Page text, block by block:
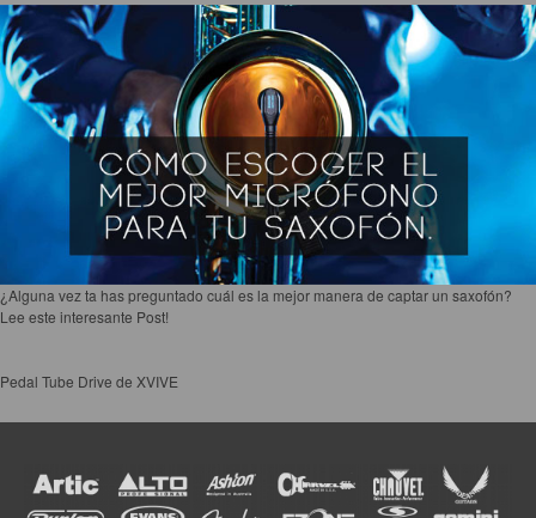
3ra Avenida 9 y 10 Calle S.O.
Frente al Correo Nacional
Bo. Lempira
San Pedro Sula, Honduras.
TEL.: 2552-9045
FAX: 2557-6022